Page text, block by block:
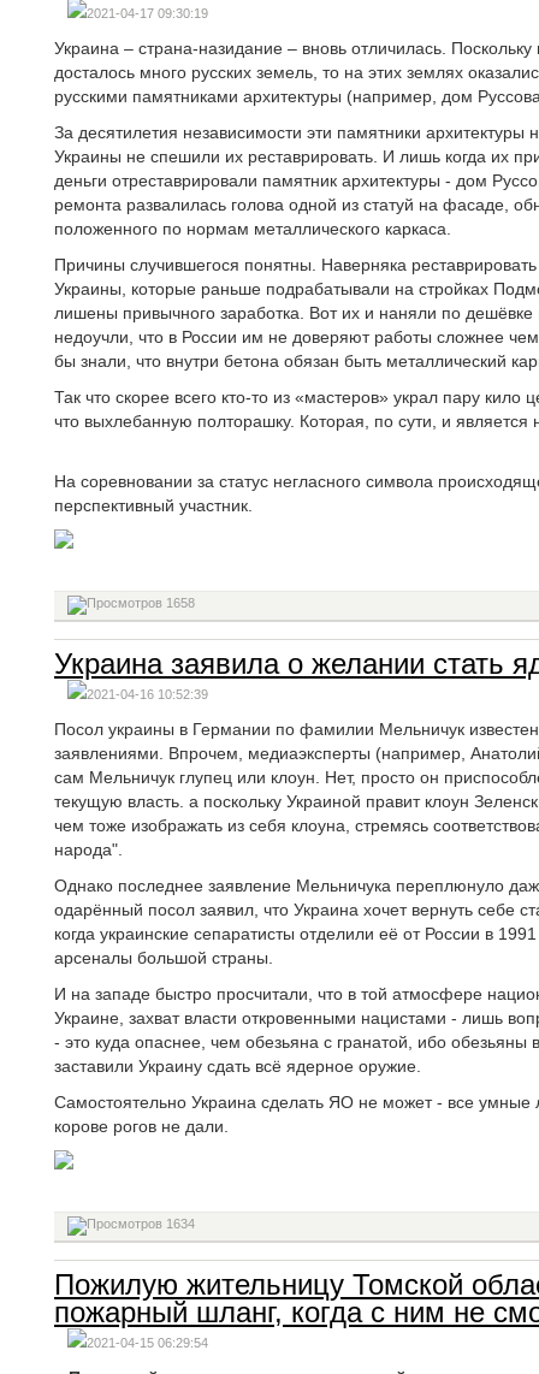
2021-04-17 09:30:19
Украина – страна-назидание – вновь отличилась.
досталось много русских земель, то на этих землях
русскими памятниками архитектуры (например, дом
За десятилетия независимости эти памятники архитектуры
Украины не спешили их реставрировать. И лишь когда их
деньги отреставрировали памятник архитектуры - дом
ремонта развалилась голова одной из статуй на фасаде,
положенного по нормам металлического каркаса.
Причины случившегося понятны. Наверняка
Украины, которые раньше подрабатывали на стройках
лишены привычного заработка. Вот их и наняли по
недоучли, что в России им не доверяют работы сложнее
бы знали, что внутри бетона обязан быть металлический
Так что скорее всего кто-то из «мастеров» украл пару кило
что выхлебанную полторашку. Которая, по сути, и
На соревновании за статус негласного символа
перспективный участник.
1658
Украина заявила о желании стать
2021-04-16 10:52:39
Посол украины в Германии по фамилии Мельничук
заявлениями. Впрочем, медиаэксперты (например,
сам Мельничук глупец или клоун. Нет, просто он
текущую власть. а поскольку Украиной правит клоун
чем тоже изображать из себя клоуна, стремясь
народа".
Однако последнее заявление Мельничука переплюнуло
одарённый посол заявил, что Украина хочет вернуть себе
когда украинские сепаратисты отделили её от России в
арсеналы большой страны.
И на западе быстро просчитали, что в той атмосфере
Украине, захват власти откровенными нацистами - лишь
- это куда опаснее, чем обезьяна с гранатой, ибо
заставили Украину сдать всё ядерное оружие.
Самостоятельно Украина сделать ЯО не может - все умные
корове рогов не дали.
1634
Пожилую жительницу Томской
пожарный шланг, когда с ним не
2021-04-15 06:29:54